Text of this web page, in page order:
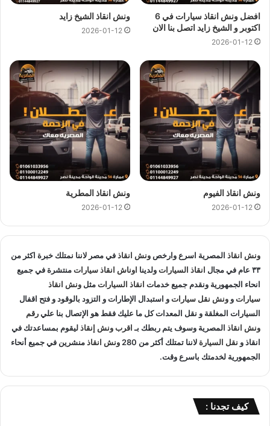
انقاذ
في اقل من 10 دقائق اذا تعطلت سيارتك وانت في احمد عرابي
او اذا تبحث عن ونش انقاذ في احمد عرابيكل ما عليك هو الاتصال
بنا علي رقم ونش انقاذ احمد عرابي
سياراتفي غضون دقائق لانقاذ وسحب سياراتك.
مميزاتونش انقاذ سياراتالمصرية :
ونش انقاذ المصريةهو ارخصونش انقاذ في احمد عرابيواسرع
ونش انقاذ في احمد عرابيواقرب ونش انقاذ في احمد عرابيلأن
اوناشنا قريبة منك , كما نمتلك خبرة لاكثر من 33 عاما في مجال
انقاذ السيارات و متخصصون في انقاذ السياراتو لدينا اسطول
سيارات انقاذ
منتشرة في احمد عرابي و المناطق المجاوره و
انقاذفي جميع انحاء الجمهورية لإنقاذ ونقل السيارات
انقاذ السيارات:
اذا تعطلت سيارتك او تعرضت لحادث سير يمكنك الاتصال بـ ونش
انقاذ المصرية لانقاذ سيارتك ونقلك في الحال فنحن حريصين علي
تقديم و توفير جميع خدمات
انقاذ السيارات التي قد تحتاج اليها سواء
جر السيارات
نقل السيارات.
تغيير الاطارات :
اننا نساعدك علي القيام بتغيير واستبدال الاطار في الطريق حال
تعطلك.
افضل ونش انقاذ سيارات في 6
اكتوبر و الشيخ زايد اتصل بنا الان
2026-01-12
ونش انقاذ الشيخ زايد
2026-01-12
ونش انقاذ الفيوم
2026-01-12
ونش انقاذ المطرية
2026-01-12
ونش انقاذ المصرية اسرع وارخص ونش انقاذفي مصر لاننا نمتلك خبرة اكثر من
٣٣ عام في مجال
انقاذ السياراتولدينا اوناش انقاذ سياراتمنتشرة في جميع
انحاء الجمهورية ونقدم جميع خدمات انقاذ السياراتمثل ونش انقاذ
سياراتو ونش نقل سياراتو استبدال الإطارات و التزود بالوقود و فتح اقفال
السيارات المغلقة و نقل المعدات كل ما عليك فقط هو الإتصال بنا عليرقم
ونش انقاذ المصرية وسوف يتم ربطك بـ اقرب ونش إنقاذليقوم بمساعدتك في
انقاذ و نقل السيارة لاننا تمتلك أكثر من 280 ونش انقاذمنشرين في جميع أنحاء
الجمهورية لخدمتك باسرع وقت.
كيف تجدنا :